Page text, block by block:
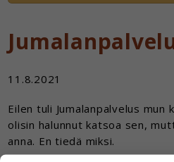
11.8.2021
Eilen tuli Jumalanpalvelus mun
olisin halunnut katsoa sen,
anna. En tiedä miksi.